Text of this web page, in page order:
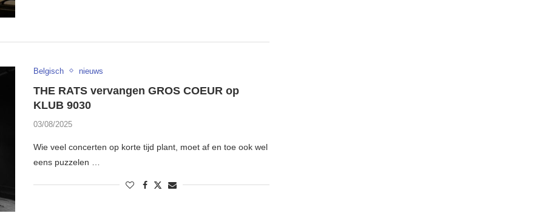
Belgisch nieuws
THE RATS vervangen GROS COEUR op
KLUB 9030
03/08/2025
Wie veel concerten op korte tijd plant, moet af en toe ook wel
eens puzzelen …